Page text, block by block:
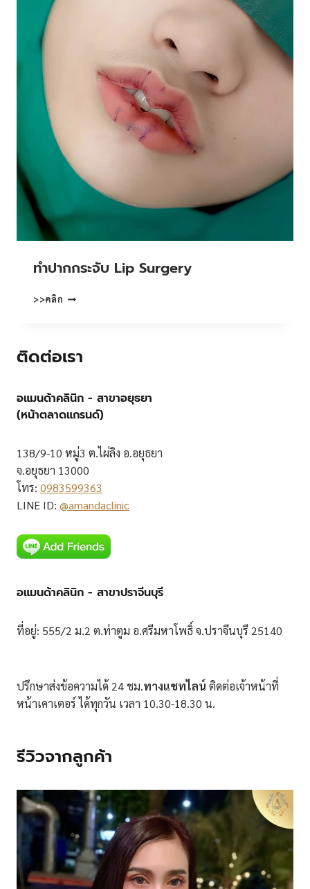
ทําปากกระจับ Lip Surgery
>>คลิก ทํา
SURGERY
ติดต่อเรา
อแมนด้าคลินิก - สาขาอยุธยา
(หน้าตลาดแกรนด์)
138/9-10 หมู่3 ต.ไผ่ลิง อ.อยุธยา
จ.อยุธยา 13000
โทร: 0983599363
LINE ID: @amandaclinic
อแมนด้าคลินิก - สาขาปราจีนบุรี
ที่อยู่: 555/2 ม.2 ต.ท่าตูม อ.ศรีมหาโพธิ์ จ.ปราจีนบุรี 25140
ปรึกษาส่งข้อความได้ 24 ชม.ทางแชทไลน์ ติดต่อเจ้าหน้าที่
หน้าเคาเตอร์ ได้ทุกวัน เวลา 10.30-18.30 น.
รีวิวจากลูกค้า